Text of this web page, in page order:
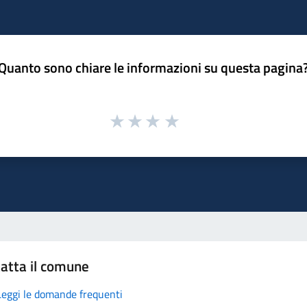
sono chiare le informazioni su questa
il comune
le domande frequenti